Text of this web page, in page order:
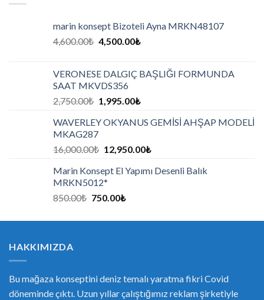
marin konsept Bizoteli Ayna MRKN48107
4,600.00₺ 4,500.00₺
VERONESE DALGIÇ BAŞLIĞI FORMUNDA
SAAT MKVDS356
2,750.00₺ 1,995.00₺
WAVERLEY OKYANUS GEMİSİ AHŞAP MODELİ
MKAG287
16,000.00₺ 12,950.00₺
Marin Konsept El Yapımı Desenli Balık
MRKN5012*
850.00₺ 750.00₺
HAKKIMIZDA
Bu mağaza konseptini deniz temalı yaratma fikri Covid
döneminde çıktı. Uzun yıllar çalıştığımız reklam şirketiyle